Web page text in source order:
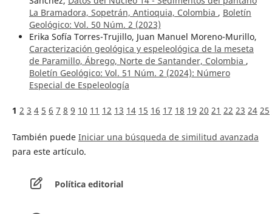
La Bramadora, Sopetrán, Antioquia, Colombia , Boletín
Geológico: Vol. 50 Núm. 2 (2023)
Erika Sofía Torres-Trujillo, Juan Manuel Moreno-Murillo,
Caracterización geológica y espeleológica de la meseta
de Paramillo, Ábrego, Norte de Santander, Colombia ,
Boletín Geológico: Vol. 51 Núm. 2 (2024): Número
Especial de Espeleología
1 2 3 4 5 6 7 8 9 10 11 12 13 14 15 16 17 18 19 20 21 22 23 24 25
También puede Iniciar una búsqueda de similitud avanzada
para este artículo.
Política editorial